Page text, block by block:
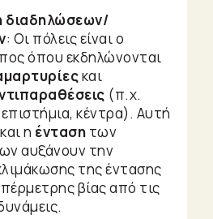
διαδηλώσεων/
: Οι πόλεις είναι ο
όπου εκδηλώνονται
και
(π.χ.
κέντρα). Αυτή
και η ένταση των
αυξάνουν την
της έντασης
βίας από τις